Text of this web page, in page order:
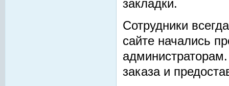
закладки.
Сотрудники
сайте начались
заказа и